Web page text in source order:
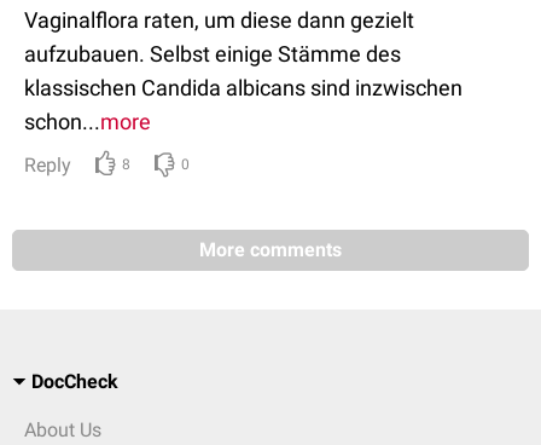
Vaginalflora raten, um diese dann gezielt
aufzubauen. Selbst einige Stämme des
klassischen Candida albicans sind inzwischen
schon...more
Reply 8 0
More comments
DocCheck
About Us